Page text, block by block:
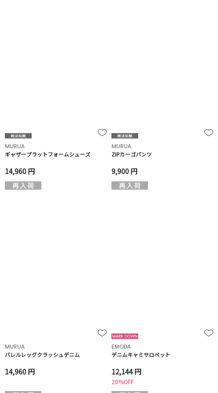
MURUA
ギャザープラットフォームシューズ
14,960 円
MURUA
ZIPカーゴパンツ
9,900 円
MURUA
バレルレッグクラッシュデニム
14,960 円
EMODA
デニムキャミサロペット
12,144 円
20%OFF